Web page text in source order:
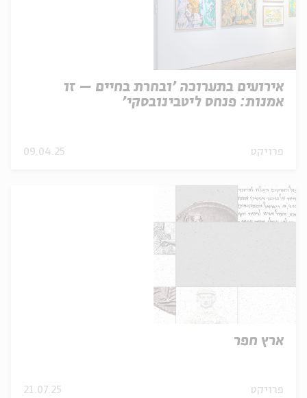
אירועים בתערוכה 'ובחרת בחיים – זו
אמנות: פנחס ליטבינובסקי'
פרויקט 09.04.25
ארץ חפר
פרויקט 21.07.25